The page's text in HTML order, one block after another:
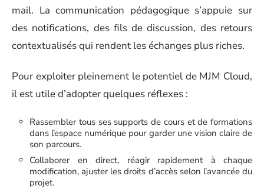
mail. La communication pédagogique s’appuie sur
des notifications, des fils de discussion, des retours
contextualisés qui rendent les échanges plus riches.
Pour exploiter pleinement le potentiel de MJM Cloud,
il est utile d’adopter quelques réflexes :
Rassembler tous ses supports de cours et de formations
dans l’espace numérique pour garder une vision claire de
son parcours.
Collaborer en direct, réagir rapidement à chaque
modification, ajuster les droits d’accès selon l’avancée du
projet.